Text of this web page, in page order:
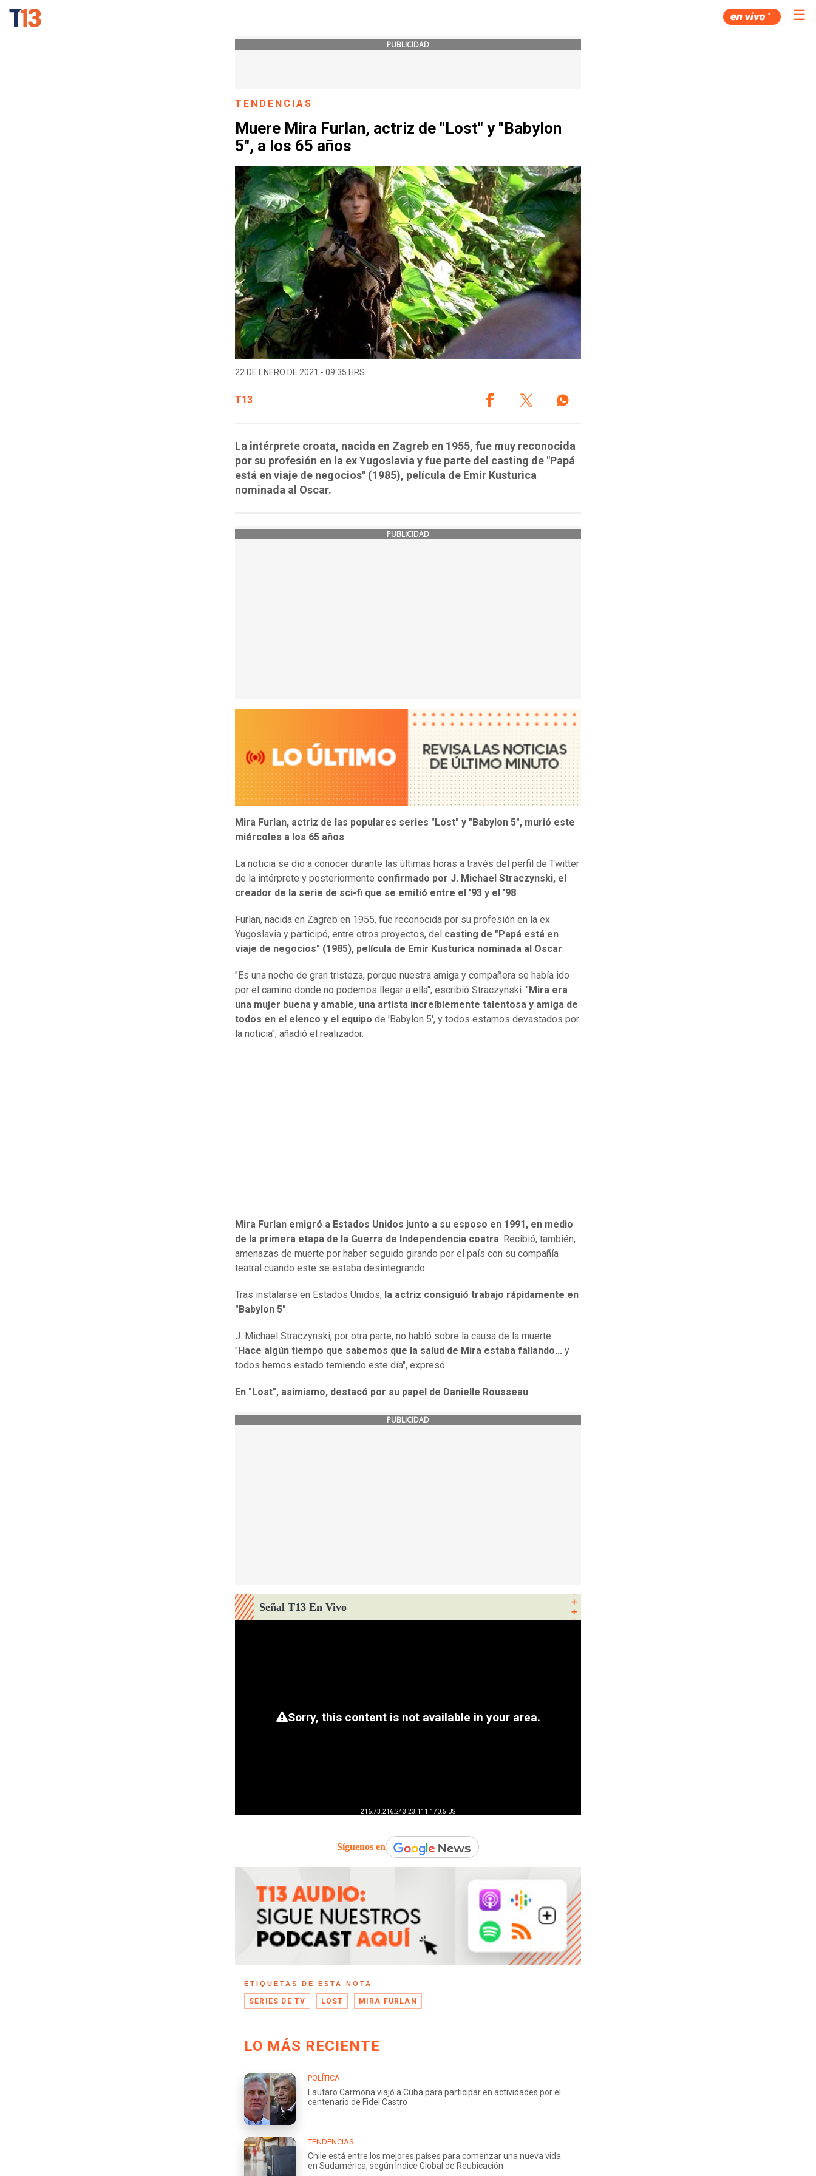
☰
PUBLICIDAD
TENDENCIAS
Muere Mira Furlan, actriz de "Lost" y "Babylon
5", a los 65 años
22 DE ENERO DE 2021 - 09:35 HRS.
T13
La intérprete croata, nacida en Zagreb en 1955, fue muy reconocida
por su profesión en la ex Yugoslavia y fue parte del casting de "Papá
está en viaje de negocios" (1985), película de Emir Kusturica
nominada al Oscar.
PUBLICIDAD
Mira Furlan, actriz de las populares series "Lost" y "Babylon 5", murió este
miércoles a los 65 años.
La noticia se dio a conocer durante las últimas horas a través del perfil de Twitter
de la intérprete y posteriormente confirmado por J. Michael Straczynski, el
creador de la serie de sci-fi que se emitió entre el '93 y el '98.
Furlan, nacida en Zagreb en 1955, fue reconocida por su profesión en la ex
Yugoslavia y participó, entre otros proyectos, del casting de "Papá está en
viaje de negocios" (1985), película de Emir Kusturica nominada al Oscar.
"Es una noche de gran tristeza, porque nuestra amiga y compañera se había ido
por el camino donde no podemos llegar a ella", escribió Straczynski. " Mira era
una mujer buena y amable, una artista increíblemente talentosa y amiga de
todos en el elenco y el equipo de 'Babylon 5', y todos estamos devastados por
la noticia", añadió el realizador.
Mira Furlan emigró a Estados Unidos junto a su esposo en 1991, en medio
de la primera etapa de la Guerra de Independencia coatra. Recibió, también,
amenazas de muerte por haber seguido girando por el país con su compañía
teatral cuando este se estaba desintegrando.
Tras instalarse en Estados Unidos, la actriz consiguió trabajo rápidamente en
"Babylon 5".
J. Michael Straczynski, por otra parte, no habló sobre la causa de la muerte.
" Hace algún tiempo que sabemos que la salud de Mira estaba fallando... y
todos hemos estado temiendo este día", expresó.
En "Lost", asimismo, destacó por su papel de Danielle Rousseau.
PUBLICIDAD
Señal T13 En Vivo
Síguenos en
ETIQUETAS DE ESTA NOTA
SERIES DE TV LOST MIRA FURLAN
LO MÁS RECIENTE
POLÍTICA
Lautaro Carmona viajó a Cuba para participar en actividades por el
centenario de Fidel Castro
TENDENCIAS
Chile está entre los mejores países para comenzar una nueva vida
en Sudamérica, según Índice Global de Reubicación